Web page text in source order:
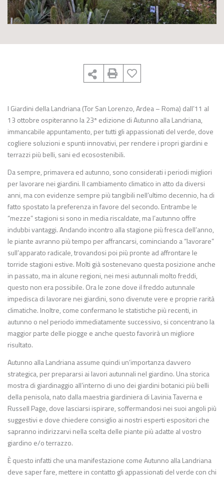
I Giardini della Landriana (Tor San Lorenzo, Ardea – Roma) dall’11 al
13 ottobre ospiteranno la 23ª edizione di Autunno alla Landriana,
immancabile appuntamento, per tutti gli appassionati del verde, dove
cogliere soluzioni e spunti innovativi, per rendere i propri giardini e
terrazzi più belli, sani ed ecosostenibili.
Da sempre, primavera ed autunno, sono considerati i periodi migliori
per lavorare nei giardini. Il cambiamento climatico in atto da diversi
anni, ma con evidenze sempre più tangibili nell’ultimo decennio, ha di
fatto spostato la preferenza in favore del secondo. Entrambe le
“mezze” stagioni si sono in media riscaldate, ma l’autunno offre
indubbi vantaggi. Andando incontro alla stagione più fresca dell’anno,
le piante avranno più tempo per affrancarsi, cominciando a “lavorare”
sull’apparato radicale, trovandosi poi più pronte ad affrontare le
torride stagioni estive. Molti già sostenevano questa posizione anche
in passato, ma in alcune regioni, nei mesi autunnali molto freddi,
questo non era possibile. Ora le zone dove il freddo autunnale
impedisca di lavorare nei giardini, sono divenute vere e proprie rarità
climatiche. Inoltre, come confermano le statistiche più recenti, in
autunno o nel periodo immediatamente successivo, si concentrano la
maggior parte delle piogge e anche questo favorirà un migliore
risultato.
Autunno alla Landriana assume quindi un’importanza davvero
strategica, per prepararsi ai lavori autunnali nel giardino. Una storica
mostra di giardinaggio all’interno di uno dei giardini botanici più belli
della penisola, nato dalla maestria giardiniera di Lavinia Taverna e
Russell Page, dove lasciarsi ispirare, soffermandosi nei suoi angoli più
suggestivi e dove chiedere consiglio ai nostri esperti espositori che
sapranno indirizzarvi nella scelta delle piante più adatte al vostro
giardino e/o terrazzo.
È questo infatti che una manifestazione come Autunno alla Landriana
deve saper fare, mettere in contatto gli appassionati del verde con chi